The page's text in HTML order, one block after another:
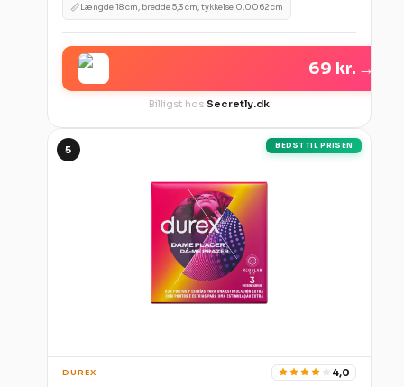
📏Længde 18 cm, bredde 5,3 cm, tykkelse 0,0062 cm
69 kr. →
Billigst hos Secretly.dk
5 BEDST TIL PRISEN
DUREX 4,0